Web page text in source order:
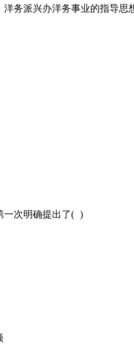
务派兴办洋务事业的指导思
次明确提出了( )